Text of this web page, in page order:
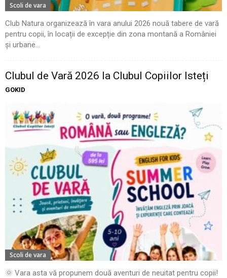
Scoli de vara
Club Natura organizează în vara anului 2026 nouă tabere de vară
pentru copii, în locații de excepție din zona montană a României
și urbane...
Clubul de Vară 2026 la Clubul Copiilor Isteți
GOKID
Scoli de vara
🌞 Vara asta vă propunem două aventuri de neuitat pentru copii!